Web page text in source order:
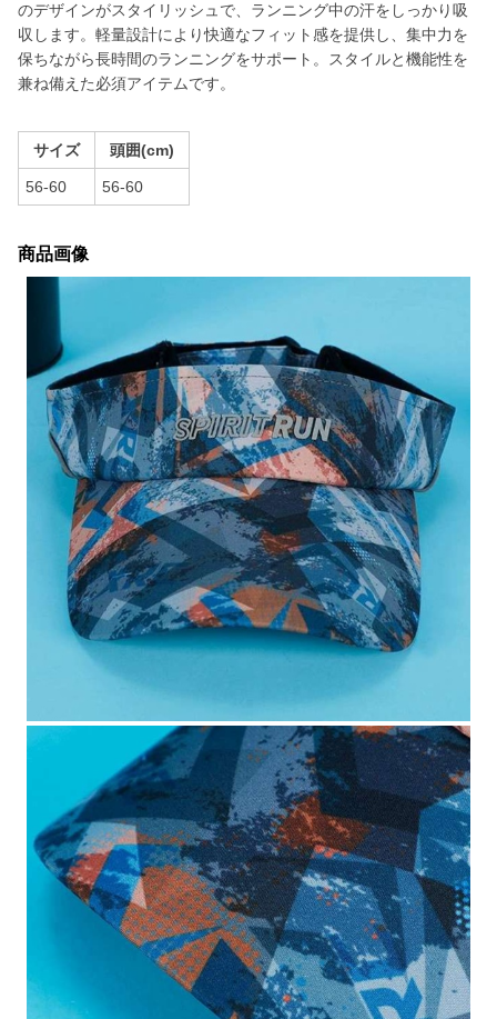
のデザインがスタイリッシュで、ランニング中の汗をしっかり吸
収します。軽量設計により快適なフィット感を提供し、集中力を
保ちながら長時間のランニングをサポート。スタイルと機能性を
兼ね備えた必須アイテムです。
サイズ 頭囲(cm)
56-60 56-60
商品画像